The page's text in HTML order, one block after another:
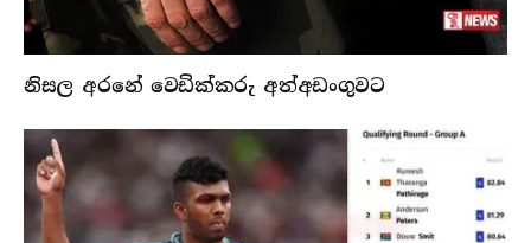
නිසල අරනේ වෙඩික්කරු අත්අඩංගුවට